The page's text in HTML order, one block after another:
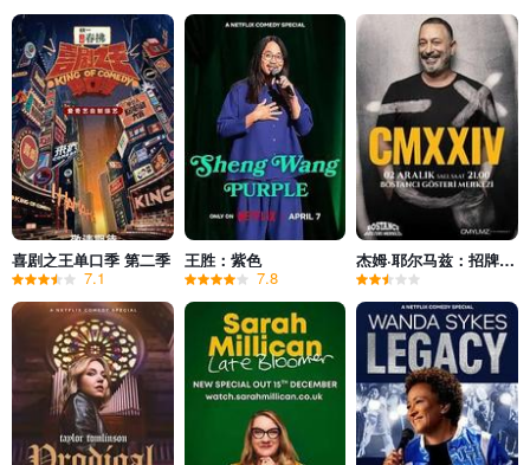
喜剧之王单口季 第二季
7.1
王胜：紫色
7.8
杰姆·耶尔马兹：招牌笑料2024